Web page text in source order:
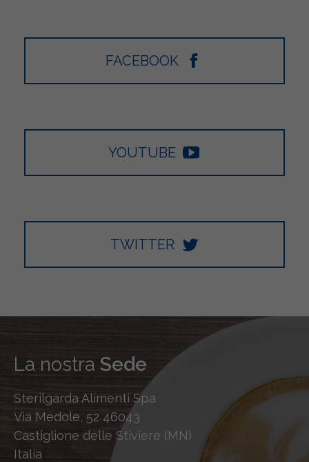
FACEBOOK
YOUTUBE
TWITTER
La nostra Sede
Sterilgarda Alimenti Spa
Via Medole, 52 46043
Castiglione delle Stiviere (MN)
Italia